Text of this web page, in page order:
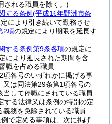
される職員を除く。)
する条例(平成16年野洲市条
により引き続いて勤務させ
2項の規定により期限を延長す
する条例第9条各項の規定に
により延長された期間を含
職を占める職員
項各号のいずれかに掲げる事
又は同法第29条第1項各号の
当して停職にされている職員
する法律又は条例の特別の定
務を免除されている職員
で定める事項は、次に掲げ